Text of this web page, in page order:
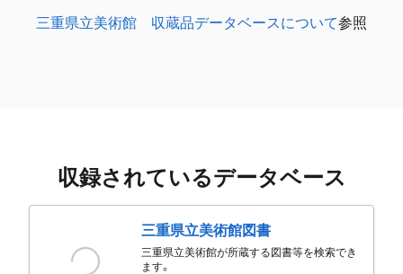
三重県立美術館 収蔵品データベースについて参照
収録されているデータベース
三重県立美術館図書
三重県立美術館が所蔵する図書等を検索でき
ます。